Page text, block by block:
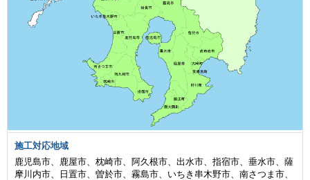
施工対応地域
鹿児島市、鹿屋市、枕崎市、阿久根市、出水市、指宿市、垂水市、薩
摩川内市、日置市、曽於市、霧島市、いちき串木野市、南さつま市、